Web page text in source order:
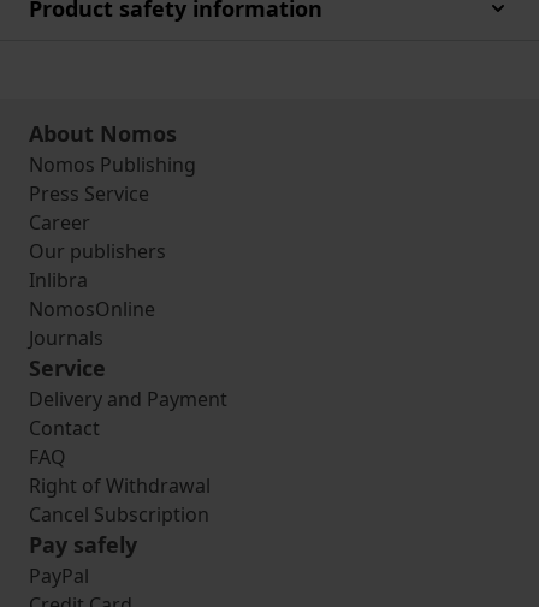
Product safety information
About Nomos
Nomos Publishing
Press Service
Career
Our publishers
Inlibra
NomosOnline
Journals
Service
Delivery and Payment
Contact
FAQ
Right of Withdrawal
Cancel Subscription
Pay safely
PayPal